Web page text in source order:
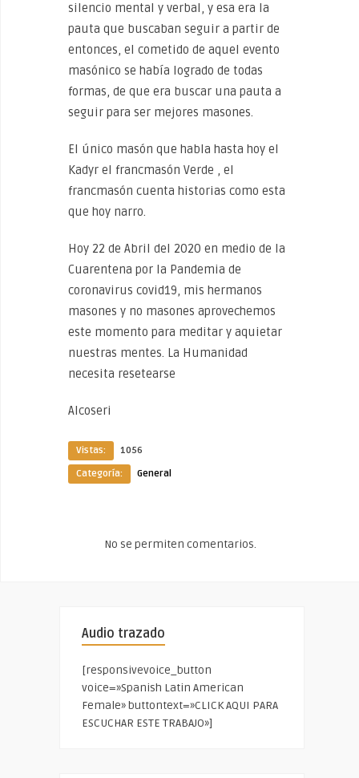
silencio mental y verbal, y esa era la
pauta que buscaban seguir a partir de
entonces, el cometido de aquel evento
masónico se había logrado de todas
formas, de que era buscar una pauta a
seguir para ser mejores masones.
El único masón que habla hasta hoy el
Kadyr el francmasón Verde , el
francmasón cuenta historias como esta
que hoy narro.
Hoy 22 de Abril del 2020 en medio de la
Cuarentena por la Pandemia de
coronavirus covid19, mis hermanos
masones y no masones aprovechemos
este momento para meditar y aquietar
nuestras mentes. La Humanidad
necesita resetearse
Alcoseri
Vistas:
1056
Categoría:
General
No se permiten comentarios.
Audio trazado
[responsivevoice_button
voice=»Spanish Latin American
Female» buttontext=»CLICK AQUI PARA
ESCUCHAR ESTE TRABAJO»]